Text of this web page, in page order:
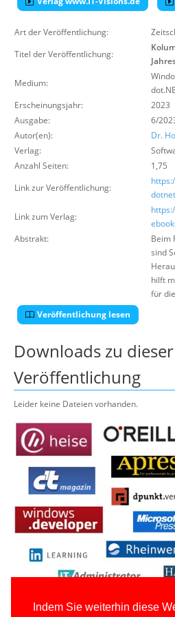
Indem Sie weiterhin diese
Über uns
Suche
Art der Veröffentlichung:
Titel der Veröffentlichung:
Medium:
Erscheinungsjahr:
2023
Ausgabe:
6/
Autor(en):
Dr.
Verlag:
Anzahl Seiten:
1,75
Link zur Veröffentlichung:
Link zum Verlag:
Abstrakt:
Beim
sind
hilft
für
Veröffentlichung lesen
Downloads zu dieser
Veröffentlichung
Leider keine Dateien vorhanden.